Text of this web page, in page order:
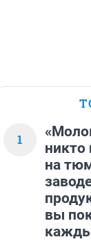
1
никто
на
вы